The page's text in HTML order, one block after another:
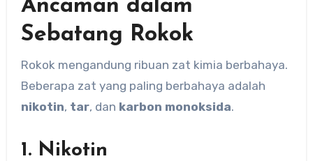
Ancaman dalam
Sebatang Rokok
Rokok mengandung ribuan zat kimia berbahaya.
Beberapa zat yang paling berbahaya adalah
nikotin, tar, dan karbon monoksida.
1. Nikotin